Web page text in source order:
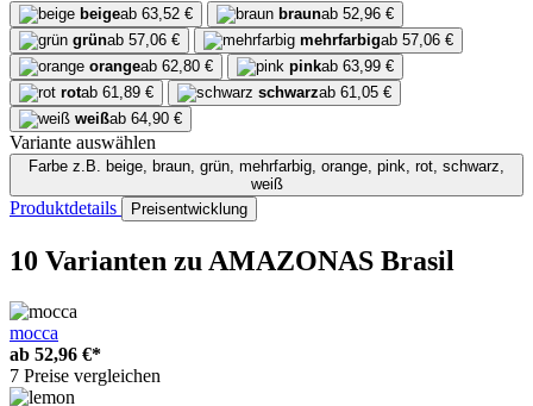
beigeab 63,52 € braunab 52,96 €
grünab 57,06 € mehrfarbigab 57,06 €
orangeab 62,80 € pinkab 63,99 €
rotab 61,89 € schwarzab 61,05 €
weißab 64,90 €
Variante auswählen
Farbe
weiß
Produktdetails Preisentwicklung
10 Varianten zu AMAZONAS Brasil
mocca
ab 52,96 €*
7 Preise vergleichen